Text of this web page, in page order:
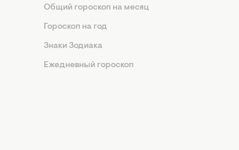
Общий гороскоп на месяц
Гороскоп на год
Знаки Зодиака
Ежедневный гороскоп